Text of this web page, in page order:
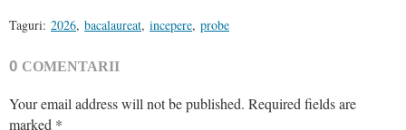
Taguri: 2026, bacalaureat, incepere, probe
0 COMENTARII
Your email address will not be published. Required fields are
marked *